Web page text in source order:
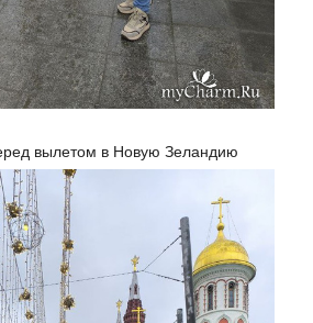
вылетом в Новую Зеландию